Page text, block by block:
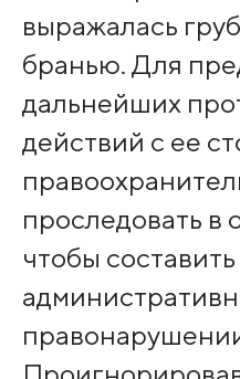
выражалась
бранью. Для
дальнейших
действий с ее
проследовать в
чтобы